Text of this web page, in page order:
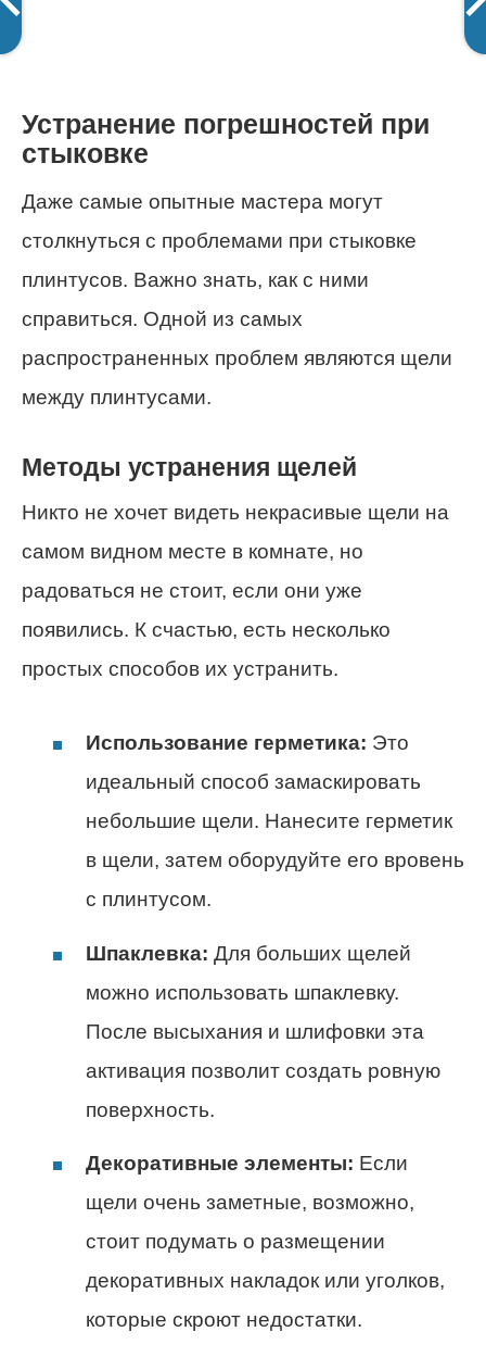
Устранение погрешностей при
стыковке
Даже самые опытные мастера могут
столкнуться с проблемами при стыковке
плинтусов. Важно знать, как с ними
справиться. Одной из самых
распространенных проблем являются щели
между плинтусами.
Методы устранения щелей
Никто не хочет видеть некрасивые щели на
самом видном месте в комнате, но
радоваться не стоит, если они уже
появились. К счастью, есть несколько
простых способов их устранить.
Использование герметика: Это
идеальный способ замаскировать
небольшие щели. Нанесите герметик
в щели, затем оборудуйте его вровень
с плинтусом.
Шпаклевка: Для больших щелей
можно использовать шпаклевку.
После высыхания и шлифовки эта
активация позволит создать ровную
поверхность.
Декоративные элементы: Если
щели очень заметные, возможно,
стоит подумать о размещении
декоративных накладок или уголков,
которые скроют недостатки.